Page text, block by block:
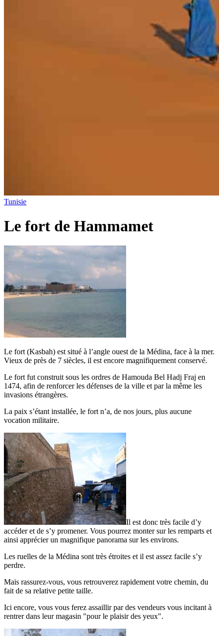
Tunisie
Le fort de Hammamet
Le fort (Kasbah) est situé à l’angle ouest de la Médina, face à la mer.
Vieux de près de 7 siècles, il est encore magnifiquement conservé.
Le fort fut construit sous les ordres de Hamouda Bel Hadj Fraj en
1474, afin de renforcer les défenses de la ville et par la même les
invasions étrangères.
La paix s’étant installée, le fort n’a, de nos jours, plus aucune
vocation militaire.
Il est donc très facile d’y
accéder et de s’y promener. Vous pourrez monter sur les remparts et
ainsi apprécier un magnifique panorama sur les environs.
Les ruelles de la Médina sont très étroites et il est assez facile s’y
perdre.
Mais rassurez-vous, vous retrouverez rapidement votre chemin, du
fait de sa relative petite taille.
Ici encore, vous vous ferez assaillir par des vendeurs vous incitant à
rentrer dans leur magasin "pour le plaisir des yeux".